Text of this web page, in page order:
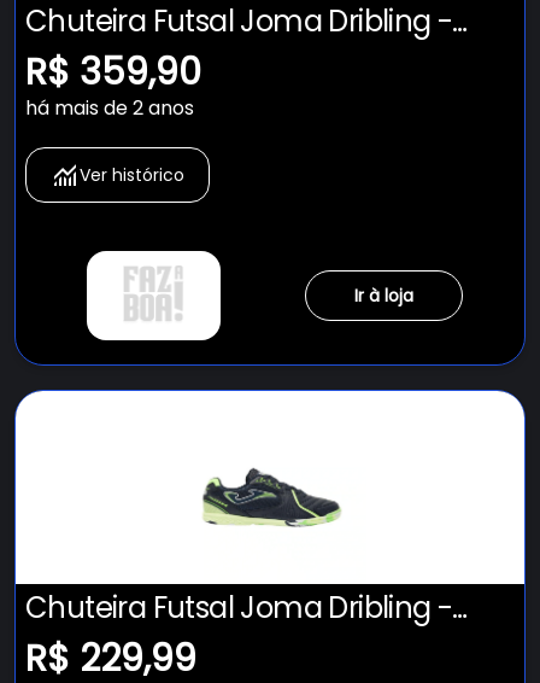
Chuteira Futsal Joma Dribling -
Adulto
R$ 359,90
há mais de 2 anos
Ver histórico
Ir à loja
Chuteira Futsal Joma Dribling -
Adulto
R$ 229,99